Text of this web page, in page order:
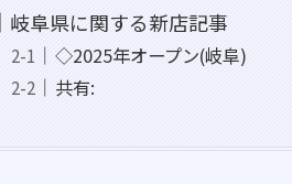
岐阜県に関する新店記事
◇2025年オープン(岐阜)
共有: